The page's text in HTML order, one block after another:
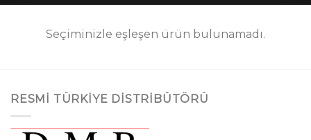
Seçiminizle eşleşen ürün bulunamadı.
RESMI TÜRKIYE DISTRIBÜTÖRÜ